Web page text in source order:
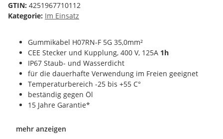
GTIN: 4251967710112
Kategorie: Im Einsatz
Gummikabel H07RN-F 5G 35,0mm²
CEE Stecker und Kupplung, 400 V, 125A 1h
IP67 Staub- und Wasserdicht
für die dauerhafte Verwendung im Freien geeignet
Temperaturbereich -25 bis +55 C°
beständig gegen Öl
15 Jahre Garantie*
mehr anzeigen